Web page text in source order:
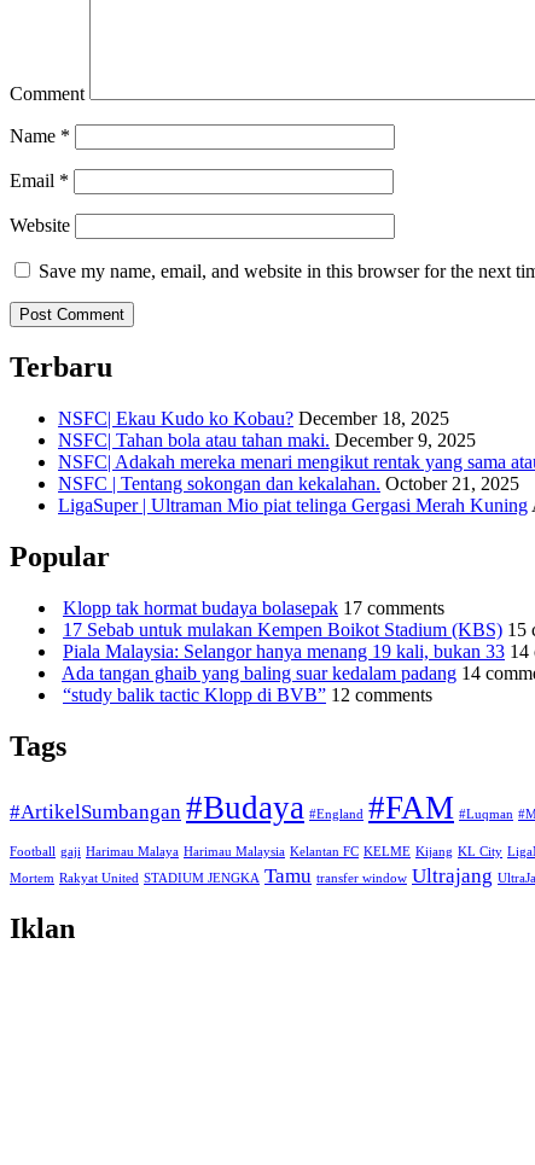
Comment
Name *
Email *
Website
Save my name, email, and website in this browser for the next
Terbaru
NSFC| Ekau Kudo ko Kobau? December 18, 2025
NSFC| Tahan bola atau tahan maki. December 9, 2025
NSFC| Adakah mereka menari mengikut rentak yang sama
NSFC | Tentang sokongan dan kekalahan. October 21, 2025
LigaSuper | Ultraman Mio piat telinga Gergasi Merah Kuning
Popular
Klopp tak hormat budaya bolasepak 17 comments
17 Sebab untuk mulakan Kempen Boikot Stadium (KBS) 15
Piala Malaysia: Selangor hanya menang 19 kali, bukan 33 14
Ada tangan ghaib yang baling suar kedalam padang 14
“study balik tactic Klopp di BVB” 12 comments
Tags
#ArtikelSumbangan #Budaya #England #FAM #Luqman
Football gaji Harimau Malaya Harimau Malaysia Kelantan FC KELME Kijang KL City
Mortem Rakyat United STADIUM JENGKA Tamu transfer window Ultrajang
Iklan